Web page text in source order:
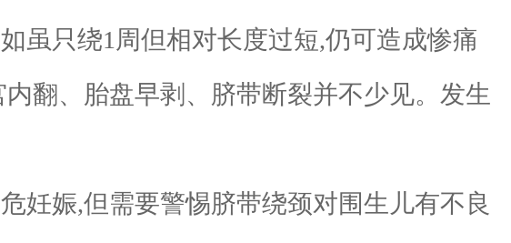
虽只绕1周但相对长度过短,仍可造成惨痛
翻、胎盘早剥、脐带断裂并不少见。发生
娠,但需要警惕脐带绕颈对围生儿有不良